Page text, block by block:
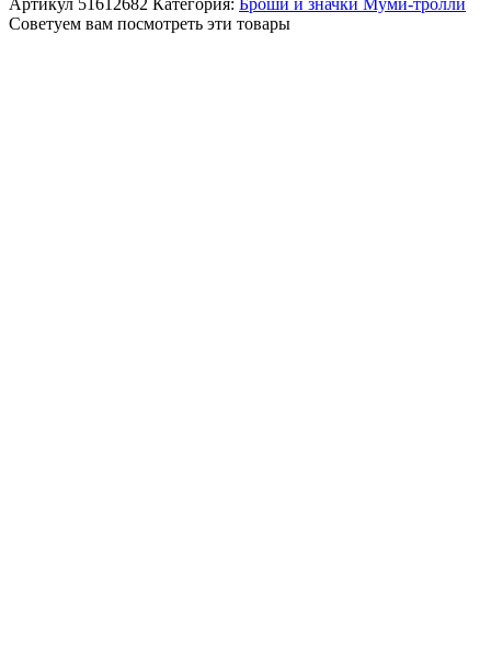
Артикул 51612682 Категория: Броши и значки Муми-тролли
Советуем вам посмотреть эти товары